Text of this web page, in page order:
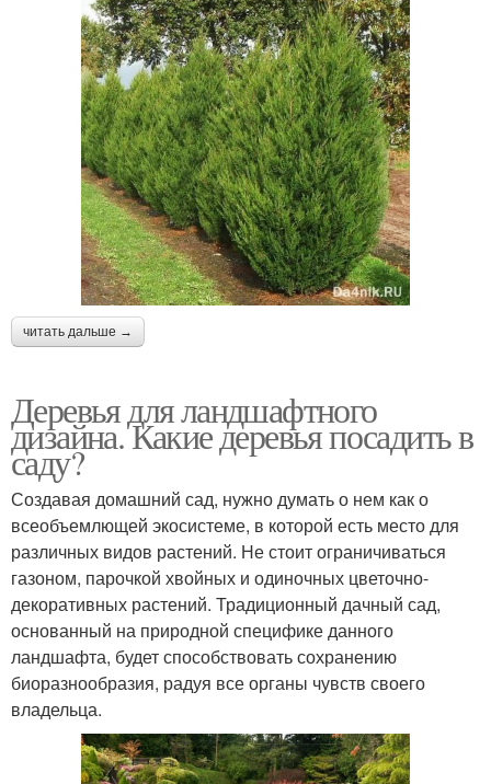
Дерева в ландшафтном
дизайне
Декоративные дерева
Декоративно-
лиственные дерева
Дерева для посадки
Карликовые дерева
читать дальше →
Деревья для ландшафтного
дизайна. Какие деревья посадить в
саду?
Создавая домашний сад, нужно думать о нем как о
всеобъемлющей экосистеме, в которой есть место для
различных видов растений. Не стоит ограничиваться
газоном, парочкой хвойных и одиночных цветочно-
декоративных растений. Традиционный дачный сад,
основанный на природной специфике данного
ландшафта, будет способствовать сохранению
биоразнообразия, радуя все органы чувств своего
владельца.